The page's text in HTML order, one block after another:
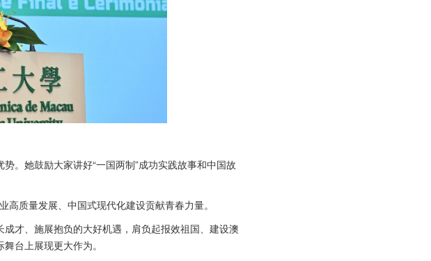
。她鼓励大家讲好“一国两制”成功实践故事和中国故
高质量发展、中国式现代化建设贡献青春力量。
才、施展抱负的大好机遇，肩负起报效祖国、建设澳
台上展现更大作为。